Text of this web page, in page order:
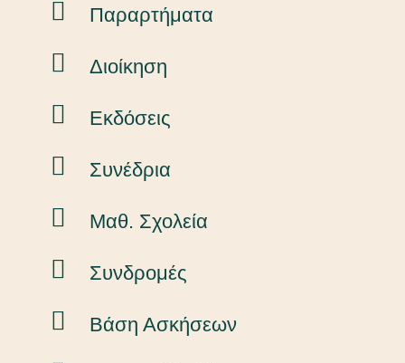
Παραρτήματα
Διοίκηση
Εκδόσεις
Συνέδρια
Μαθ. Σχολεία
Συνδρομές
Βάση Ασκήσεων